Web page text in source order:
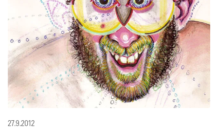
27.9.2012